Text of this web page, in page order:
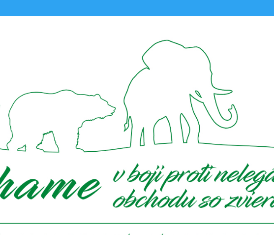
vzťah k prírode a zvieratám, máme pre vás niekoľko tipov. Darčekmi
potešíte obdarovaných, ale zároveň prispejete na chov zvierat.
na to, žeadopčné formulárezaslanénajneskôr do 17. 12. 2024
v prípade splnenia ďalších podmienok, ktoré vám zašleme
(vstup do zoo, permanentky, zážitkové programy)zaslané